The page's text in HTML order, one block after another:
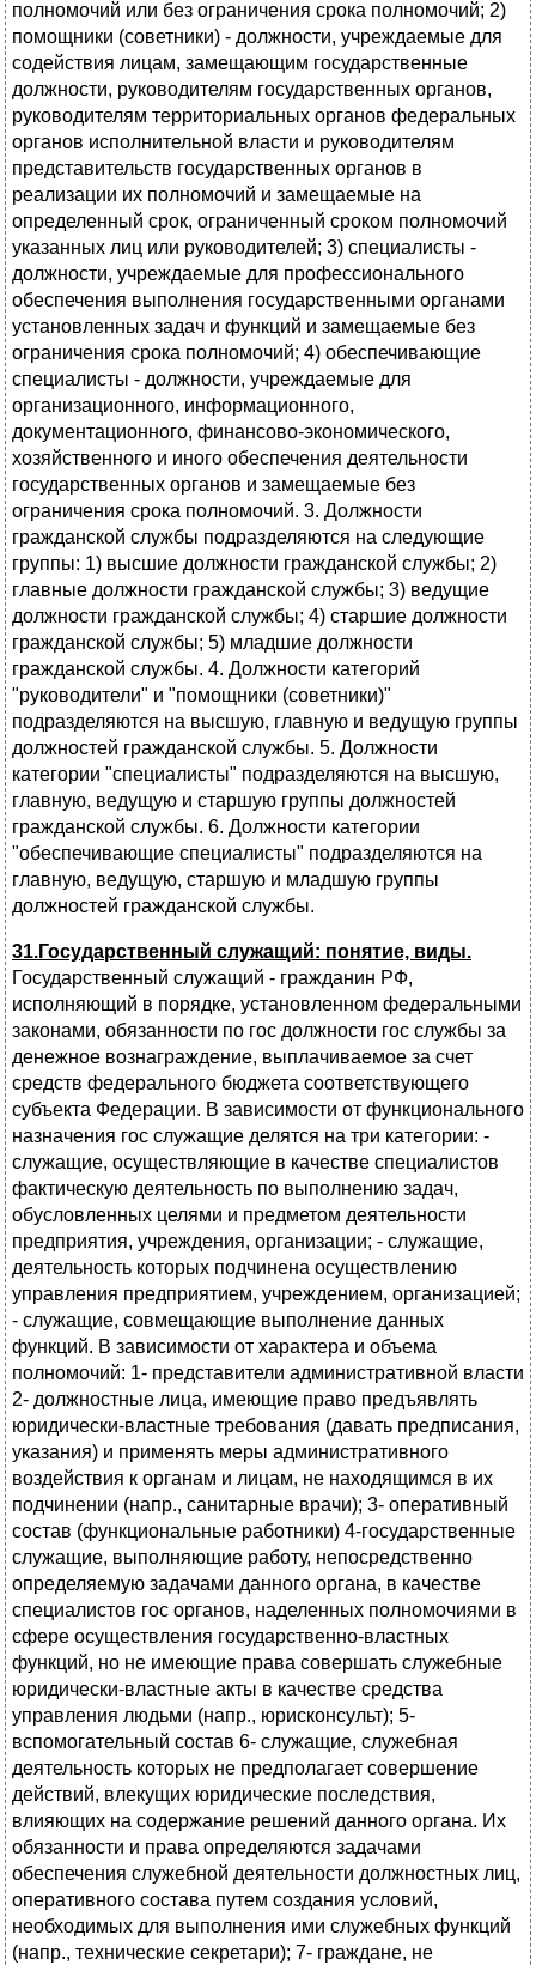
полномочий или без ограничения срока полномочий; 2)
помощники (советники) - должности, учреждаемые для
содействия лицам, замещающим государственные
должности, руководителям государственных органов,
руководителям территориальных органов федеральных
органов исполнительной власти и руководителям
представительств государственных органов в
реализации их полномочий и замещаемые на
определенный срок, ограниченный сроком полномочий
указанных лиц или руководителей; 3) специалисты -
должности, учреждаемые для профессионального
обеспечения выполнения государственными органами
установленных задач и функций и замещаемые без
ограничения срока полномочий; 4) обеспечивающие
специалисты - должности, учреждаемые для
организационного, информационного,
документационного, финансово-экономического,
хозяйственного и иного обеспечения деятельности
государственных органов и замещаемые без
ограничения срока полномочий. 3. Должности
гражданской службы подразделяются на следующие
группы: 1) высшие должности гражданской службы; 2)
главные должности гражданской службы; 3) ведущие
должности гражданской службы; 4) старшие должности
гражданской службы; 5) младшие должности
гражданской службы. 4. Должности категорий
"руководители" и "помощники (советники)"
подразделяются на высшую, главную и ведущую группы
должностей гражданской службы. 5. Должности
категории "специалисты" подразделяются на высшую,
главную, ведущую и старшую группы должностей
гражданской службы. 6. Должности категории
"обеспечивающие специалисты" подразделяются на
главную, ведущую, старшую и младшую группы
должностей гражданской службы.
31.Государственный служащий: понятие, виды.
Государственный служащий - гражданин РФ,
исполняющий в порядке, установленном федеральными
законами, обязанности по гос должности гос службы за
денежное вознаграждение, выплачиваемое за счет
средств федерального бюджета соответствующего
субъекта Федерации. В зависимости от функционального
назначения гос служащие делятся на три категории: -
служащие, осуществляющие в качестве специалистов
фактическую деятельность по выполнению задач,
обусловленных целями и предметом деятельности
предприятия, учреждения, организации; - служащие,
деятельность которых подчинена осуществлению
управления предприятием, учреждением, организацией;
- служащие, совмещающие выполнение данных
функций. В зависимости от характера и объема
полномочий: 1- представители административной власти
2- должностные лица, имеющие право предъявлять
юридически-властные требования (давать предписания,
указания) и применять меры административного
воздействия к органам и лицам, не находящимся в их
подчинении (напр., санитарные врачи); 3- оперативный
состав (функциональные работники) 4-государственные
служащие, выполняющие работу, непосредственно
определяемую задачами данного органа, в качестве
специалистов гос органов, наделенных полномочиями в
сфере осуществления государственно-властных
функций, но не имеющие права совершать служебные
юридически-властные акты в качестве средства
управления людьми (напр., юрисконсульт); 5-
вспомогательный состав 6- служащие, служебная
деятельность которых не предполагает совершение
действий, влекущих юридические последствия,
влияющих на содержание решений данного органа. Их
обязанности и права определяются задачами
обеспечения служебной деятельности должностных лиц,
оперативного состава путем создания условий,
необходимых для выполнения ими служебных функций
(напр., технические секретари); 7- граждане, не